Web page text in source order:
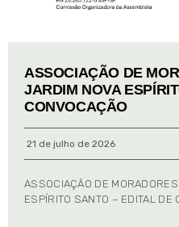
ASSOCIAÇÃO DE
JARDIM NOVA
CONVOCAÇÃO
21 de julho de 2026
ASSOCIAÇÃO DE
ESPÍRITO SANTO – EDITAL DE